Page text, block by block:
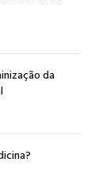
da